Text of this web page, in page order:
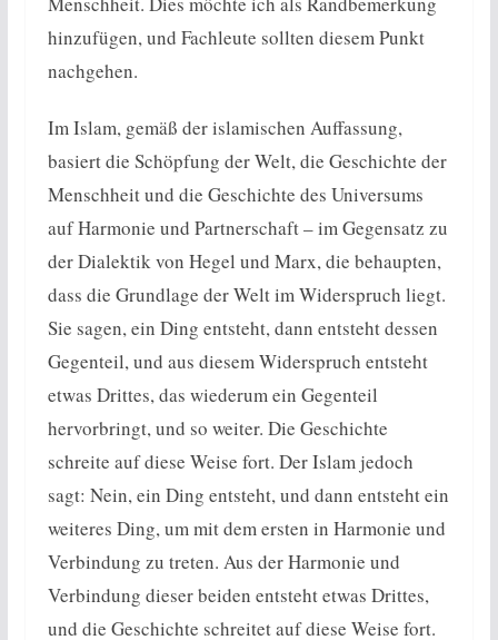
hinzufügen, und Fachleute sollten diesem Punkt
nachgehen.
Im Islam, gemäß der islamischen Auffassung,
basiert die Schöpfung der Welt, die Geschichte der
Menschheit und die Geschichte des Universums
auf Harmonie und Partnerschaft – im Gegensatz zu
der Dialektik von Hegel und Marx, die behaupten,
dass die Grundlage der Welt im Widerspruch liegt.
Sie sagen, ein Ding entsteht, dann entsteht dessen
Gegenteil, und aus diesem Widerspruch entsteht
etwas Drittes, das wiederum ein Gegenteil
hervorbringt, und so weiter. Die Geschichte
schreite auf diese Weise fort. Der Islam jedoch
sagt: Nein, ein Ding entsteht, und dann entsteht ein
weiteres Ding, um mit dem ersten in Harmonie und
Verbindung zu treten. Aus der Harmonie und
Verbindung dieser beiden entsteht etwas Drittes,
und die Geschichte schreitet auf diese Weise fort.